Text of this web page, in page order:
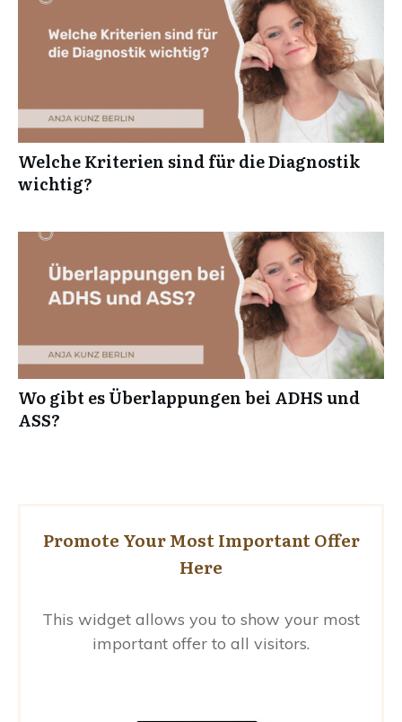
Welche Kriterien sind für die Diagnostik
wichtig?
Wo gibt es Überlappungen bei ADHS und
ASS?
Promote Your Most Important Offer
Here
This widget allows you to show your most
important offer to all visitors.